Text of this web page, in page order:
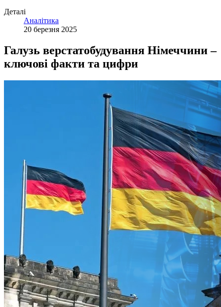
Деталі
Аналітика
20 березня 2025
Галузь верстатобудування Німеччини –
ключові факти та цифри